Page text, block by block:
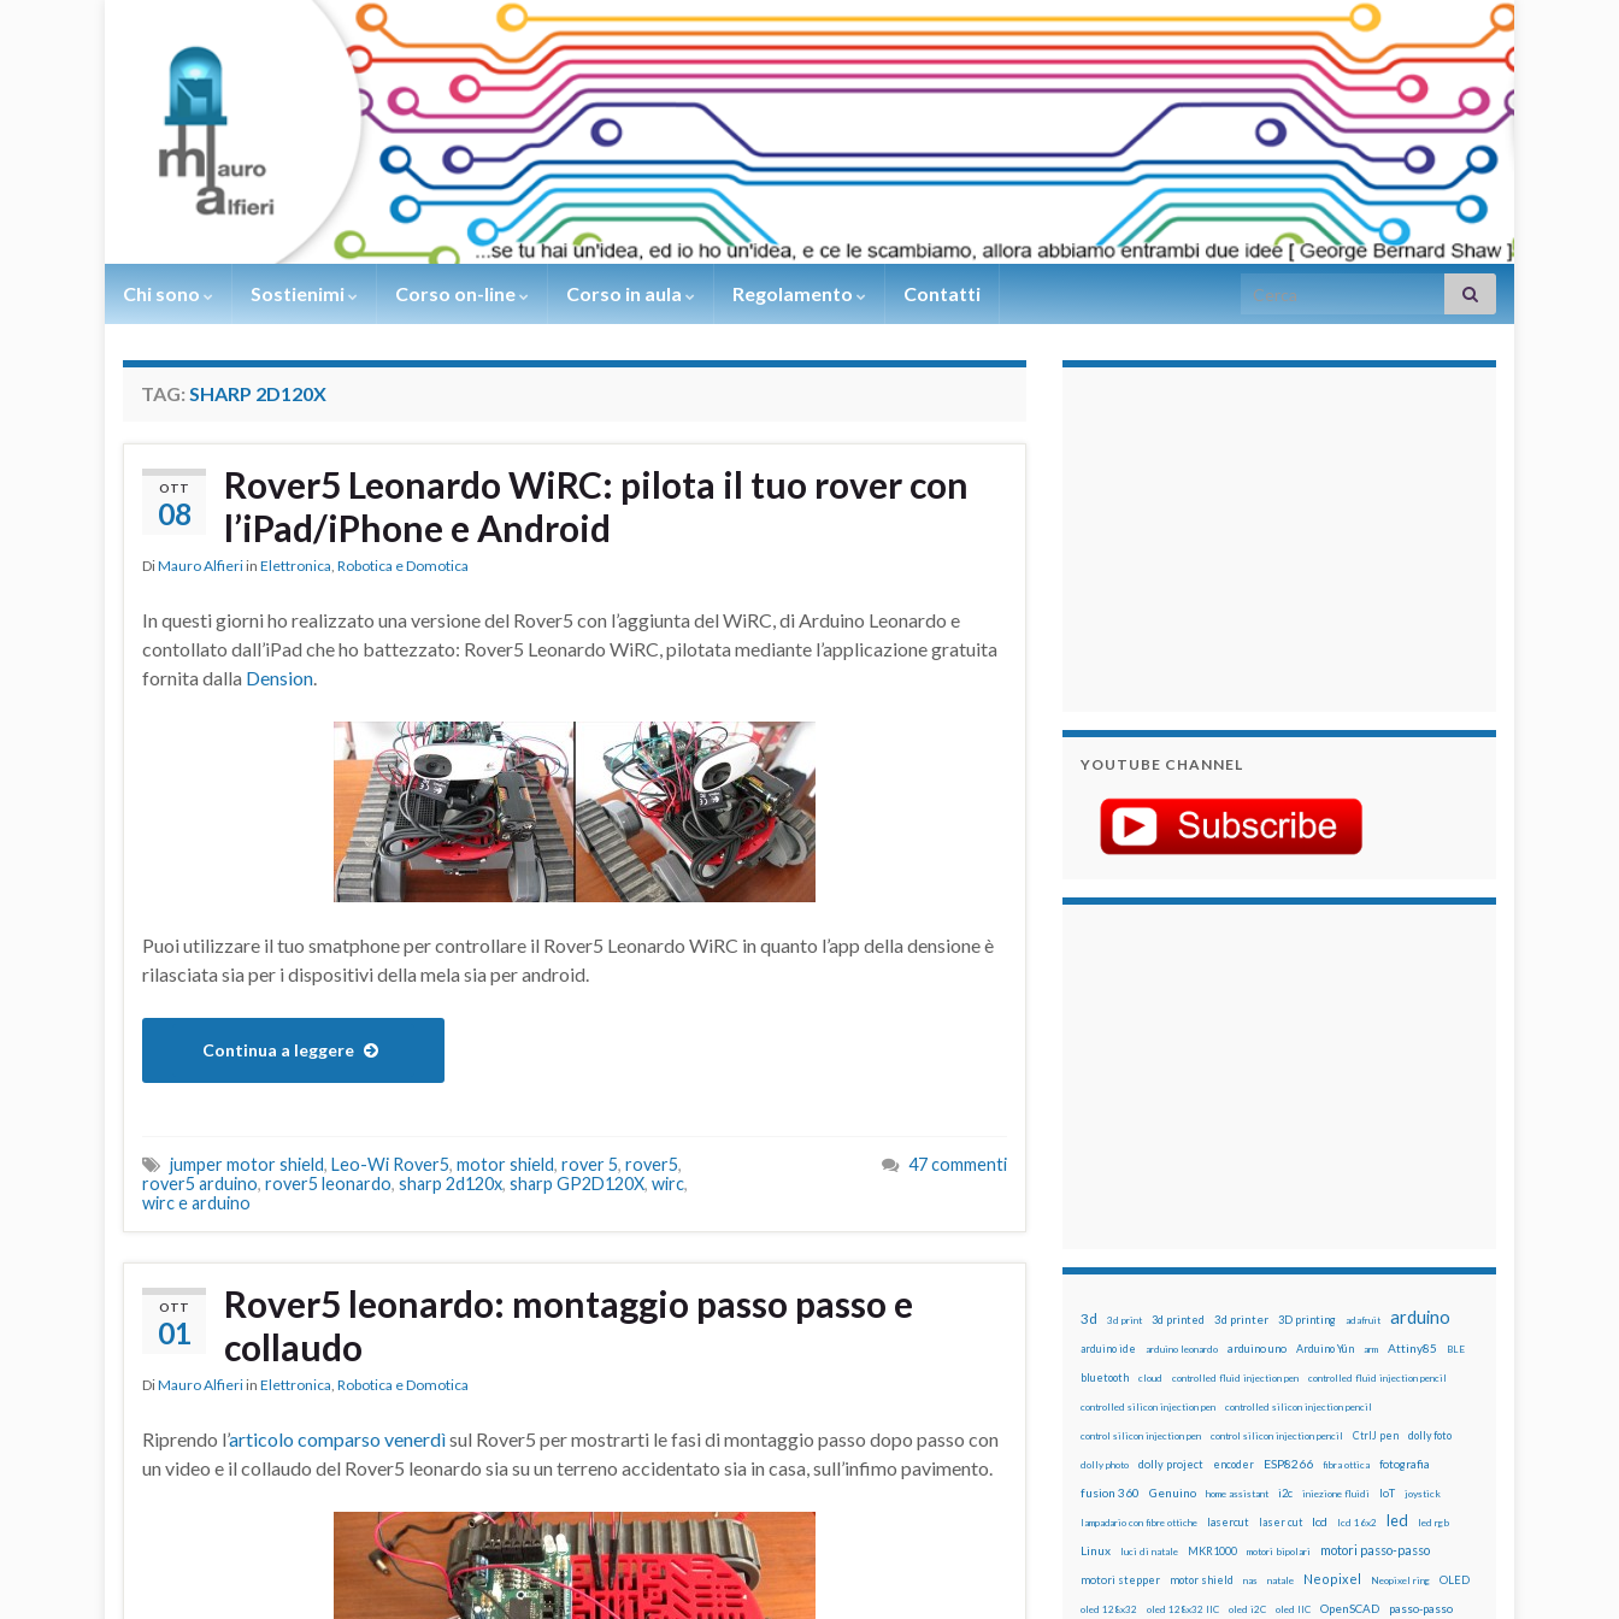
Chi sono Sostienimi Corso on-line Corso in aula Regolamento Contatti Search for:
TAG: SHARP 2D120X
OTT
08
Rover5 Leonardo WiRC: pilota il tuo rover con
l’iPad/iPhone e Android
DiMauro Alfieri in Elettronica, Robotica e Domotica
In questi giorni ho realizzato una versione del Rover5 con l’aggiunta del WiRC, di Arduino Leonardo e
contollato dall’iPad che ho battezzato: Rover5 Leonardo WiRC, pilotata mediante l’applicazione gratuita
fornita dalla Dension.
Puoi utilizzare il tuo smatphone per controllare il Rover5 Leonardo WiRC in quanto l’app della densione è
rilasciata sia per i dispositivi della mela sia per android.
Continua a leggere
jumper motor shield, Leo-Wi Rover5, motor shield, rover 5, rover5,
rover5 arduino, rover5 leonardo, sharp 2d120x, sharp GP2D120X, wirc,
wirc e arduino
47 commenti
OTT
01
Rover5 leonardo: montaggio passo passo e
collaudo
DiMauro Alfieri in Elettronica, Robotica e Domotica
Riprendo l’articolo comparso venerdìsul Rover5 per mostrarti le fasi di montaggio passo dopo passo con
un video e il collaudo del Rover5 leonardo sia su un terreno accidentato sia in casa, sull’infimo pavimento.
YOUTUBE CHANNEL
3d 3d print 3d printed 3d printer 3D printing adafruit arduino
arduino ide arduino leonardo arduino uno Arduino Yún arm Attiny85 BLE
bluetooth cloud controlled fluid injection pen controlled fluid injection pencil
controlled silicon injection pen controlled silicon injection pencil
control silicon injection pen control silicon injection pencil CtrlJ pen dolly foto
dolly photo dolly project encoder ESP8266 fibra ottica fotografia
fusion 360 Genuino home assistant i2c iniezione fluidi IoT joystick
lampadario con fibre ottiche lasercut laser cut lcd lcd 16x2 led led rgb
Linux luci di natale MKR1000 motori bipolari motori passo-passo
motori stepper motor shield nas natale Neopixel Neopixel ring OLED
oled 128x32 oled 128x32 IIC oled i2C oled IIC OpenSCAD passo-passo